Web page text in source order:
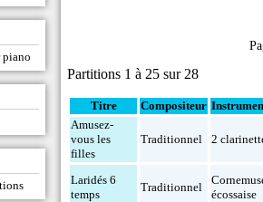
piano
Partitions 1 à 25 sur 28
Titre Compositeur
Amusez-
vous les
filles
Traditionnel 2
Laridés 6
temps
Traditionnel
écossaise